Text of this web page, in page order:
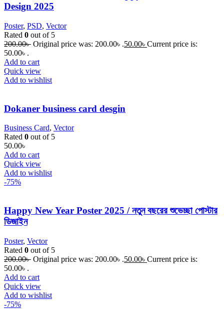
Design 2025
Poster, PSD, Vector
Rated 0 out of 5
200.00৳ Original price was: 200.00৳ .50.00৳ Current price is:
50.00৳ .
Add to cart
Quick view
Add to wishlist
Dokaner business card desgin
Business Card, Vector
Rated 0 out of 5
50.00৳
Add to cart
Quick view
Add to wishlist
-75%
Happy New Year Poster 2025 / নতুন বছরের শুভেচ্ছা পোস্টার
ডিজাইন
Poster, Vector
Rated 0 out of 5
200.00৳ Original price was: 200.00৳ .50.00৳ Current price is:
50.00৳ .
Add to cart
Quick view
Add to wishlist
-75%